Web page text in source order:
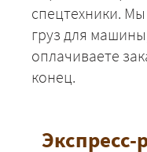
спецтехники.
груз для
оплачиваете
конец.
Экспресс-